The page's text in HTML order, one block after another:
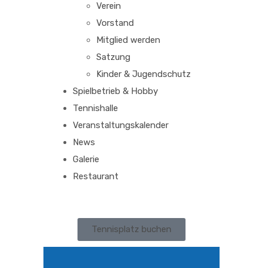
Verein
Vorstand
Mitglied werden
Satzung
Kinder & Jugendschutz
Spielbetrieb & Hobby
Tennishalle
Veranstaltungskalender
News
Galerie
Restaurant
Tennisplatz buchen